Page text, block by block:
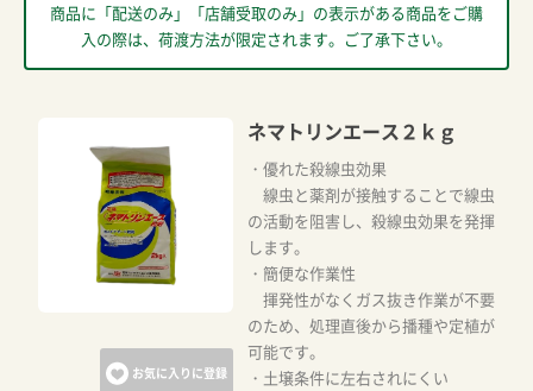
商品に「配送のみ」「店舗受取のみ」の表示がある商品をご購
入の際は、荷渡方法が限定されます。ご了承下さい。
お気に入りに登録
ネマトリンエース２ｋｇ
・優れた殺線虫効果
線虫と薬剤が接触することで線虫
の活動を阻害し、殺線虫効果を発揮
します。
・簡便な作業性
揮発性がなくガス抜き作業が不要
のため、処理直後から播種や定植が
可能です。
・土壌条件に左右されにくい